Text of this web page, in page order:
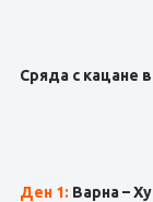
Сряда с кацане
Ден 1: Варна –